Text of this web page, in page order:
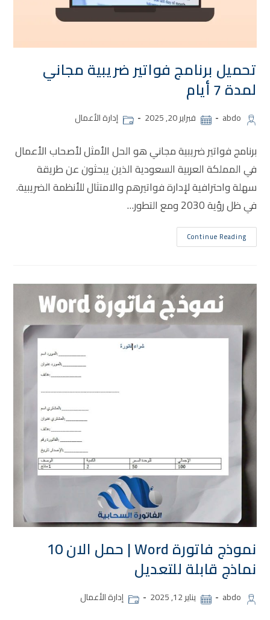
تحميل برنامج فواتير ضريبية مجاني
لمدة 7 أيام
abdo فبراير 20, 2025 إدارة الأعمال
برنامج فواتير ضريبية مجاني هو الحل الأمثل لأصحاب الأعمال
في المملكة العربية السعودية الذين يبحثون عن طريقة
سهلة واحترافية لإدارة فواتيرهم والامتثال للأنظمة الضريبية.
في ظل رؤية 2030 ومع التطور…
Continue Reading
نموذج فاتورة Word | حمل الان 10
نماذج قابلة للتعديل
abdo يناير 12, 2025 إدارة الأعمال